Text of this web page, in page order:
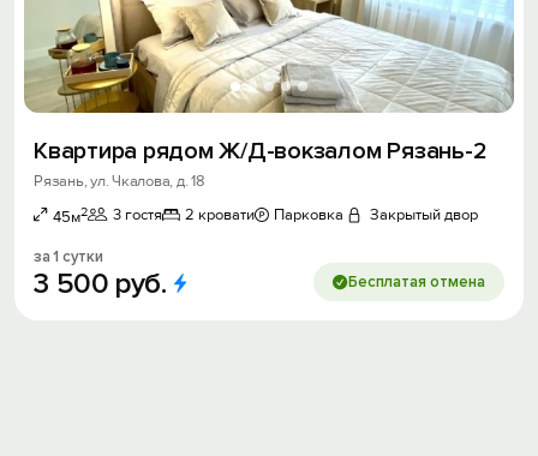
Квартира рядом Ж/Д-вокзалом Рязань-2
Рязань, ул. Чкалова, д. 18
45м2 3 гостя 2 кровати Парковка Закрытый двор
за 1 сутки
3 500 руб. Бесплатая отмена